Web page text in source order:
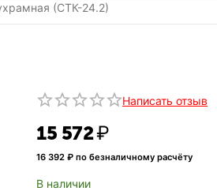
(СТК-24.2)
Написать отзыв
15 572₽
16 392 ₽ по безналичному расчёту
В наличии